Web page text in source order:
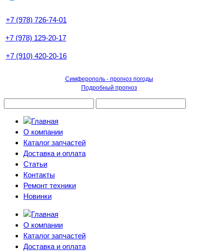
+7 (978) 726-74-01
+7 (978) 129-20-17
+7 (910) 420-20-16
Симферополь - прогноз погоды
Подробный прогноз
О компании
Каталог запчастей
Доставка и оплата
Статьи
Контакты
Ремонт техники
Новинки
О компании
Каталог запчастей
Доставка и оплата